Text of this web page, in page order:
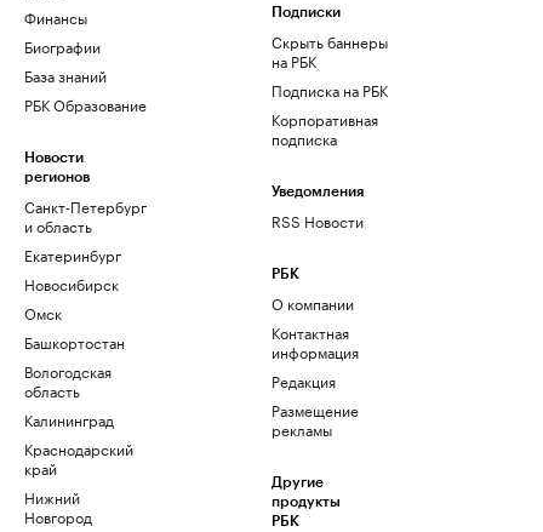
Финансы
Биографии
База знаний
РБК Образование
Новости
регионов
Санкт-Петербург
и область
Екатеринбург
Новосибирск
Омск
Башкортостан
Вологодская
область
Калининград
Краснодарский
край
Нижний
Новгород
Подписки
Скрыть баннеры
на РБК
Подписка на РБК
Корпоративная
подписка
Уведомления
RSS Новости
РБК
О компании
Контактная
информация
Редакция
Размещение
рекламы
Другие
продукты
РБК